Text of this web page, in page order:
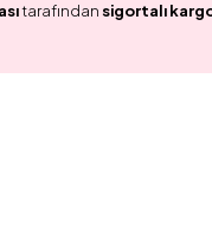
tarafından sigortalı